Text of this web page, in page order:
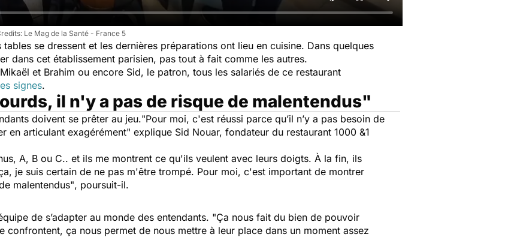
Le Mag de la Santé - France 5
se dressent et les dernières préparations ont lieu en cuisine. Dans quelques
dans cet établissement parisien, pas tout à fait comme les autres.
et Brahim ou encore Sid, le patron, tous les salariés de ce restaurant
signes.
il n'y a pas de risque de malentendus"
doivent se prêter au jeu."Pour moi, c'est réussi parce qu’il n’y a pas besoin de
en articulant exagérément" explique Sid Nouar, fondateur du restaurant 1000 &1
A, B ou C.. et ils me montrent ce qu'ils veulent avec leurs doigts. À la fin, ils
je suis certain de ne pas m'être trompé. Pour moi, c'est important de montrer
malentendus", poursuit-il.
de s’adapter au monde des entendants. "Ça nous fait du bien de pouvoir
confrontent, ça nous permet de nous mettre à leur place dans un moment assez